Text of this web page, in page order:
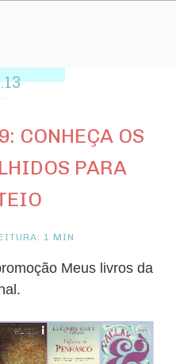
CONHEÇA OS
PARA
1 MIN
Meus livros da